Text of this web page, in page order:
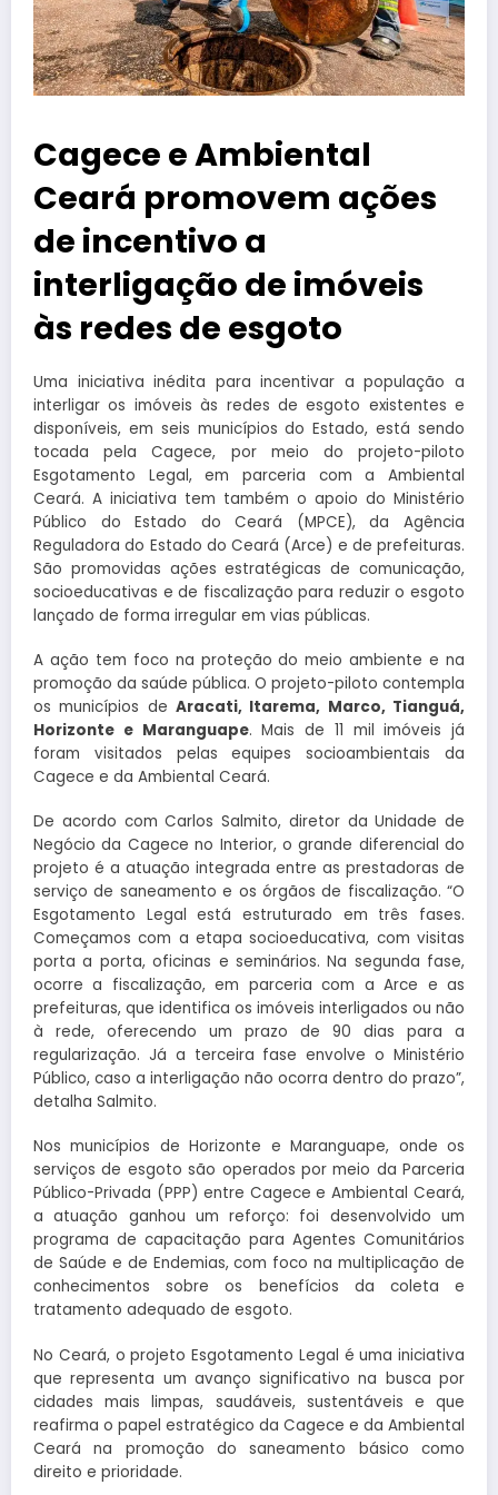
Cagece e Ambiental
Ceará promovem ações
de incentivo a
interligação de imóveis
às redes de esgoto
Uma iniciativa inédita para incentivar a população a
interligar os imóveis às redes de esgoto existentes e
disponíveis, em seis municípios do Estado, está sendo
tocada pela Cagece, por meio do projeto-piloto
Esgotamento Legal, em parceria com a Ambiental
Ceará. A iniciativa tem também o apoio do Ministério
Público do Estado do Ceará (MPCE), da Agência
Reguladora do Estado do Ceará (Arce) e de prefeituras.
São promovidas ações estratégicas de comunicação,
socioeducativas e de fiscalização para reduzir o esgoto
lançado de forma irregular em vias públicas.
A ação tem foco na proteção do meio ambiente e na
promoção da saúde pública. O projeto-piloto contempla
os municípios de Aracati, Itarema, Marco, Tianguá,
Horizonte e Maranguape. Mais de 11 mil imóveis já
foram visitados pelas equipes socioambientais da
Cagece e da Ambiental Ceará.
De acordo com Carlos Salmito, diretor da Unidade de
Negócio da Cagece no Interior, o grande diferencial do
projeto é a atuação integrada entre as prestadoras de
serviço de saneamento e os órgãos de fiscalização. “O
Esgotamento Legal está estruturado em três fases.
Começamos com a etapa socioeducativa, com visitas
porta a porta, oficinas e seminários. Na segunda fase,
ocorre a fiscalização, em parceria com a Arce e as
prefeituras, que identifica os imóveis interligados ou não
à rede, oferecendo um prazo de 90 dias para a
regularização. Já a terceira fase envolve o Ministério
Público, caso a interligação não ocorra dentro do prazo”,
detalha Salmito.
Nos municípios de Horizonte e Maranguape, onde os
serviços de esgoto são operados por meio da Parceria
Público-Privada (PPP) entre Cagece e Ambiental Ceará,
a atuação ganhou um reforço: foi desenvolvido um
programa de capacitação para Agentes Comunitários
de Saúde e de Endemias, com foco na multiplicação de
conhecimentos sobre os benefícios da coleta e
tratamento adequado de esgoto.
No Ceará, o projeto Esgotamento Legal é uma iniciativa
que representa um avanço significativo na busca por
cidades mais limpas, saudáveis, sustentáveis e que
reafirma o papel estratégico da Cagece e da Ambiental
Ceará na promoção do saneamento básico como
direito e prioridade.